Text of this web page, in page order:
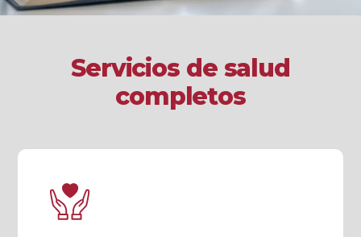
Servicios de salud
completos